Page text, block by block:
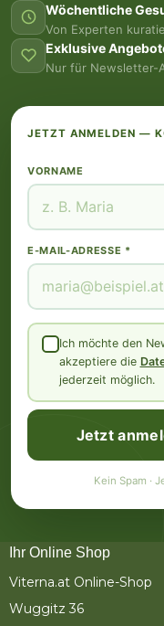
Wöchentliche
Von Experten
Exklusive
Nur für Newsletter-
JETZT ANMELDEN —
VORNAME
E-MAIL-ADRESSE *
Ich möchte den
akzeptiere die
jederzeit möglich.
Jetzt
Kein Spam ·
Ihr Online Shop
Viterna.at Online-Shop
Wuggitz 36